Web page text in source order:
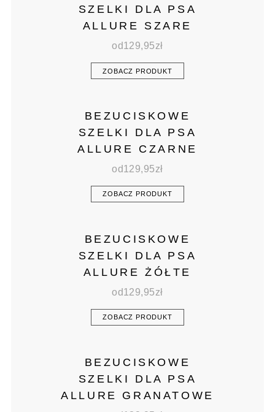
SZELKI DLA PSA
ALLURE SZARE
od129,95zł
ZOBACZ PRODUKT
BEZUCISKOWE
SZELKI DLA PSA
ALLURE CZARNE
od129,95zł
ZOBACZ PRODUKT
BEZUCISKOWE
SZELKI DLA PSA
ALLURE ŻÓŁTE
od129,95zł
ZOBACZ PRODUKT
BEZUCISKOWE
SZELKI DLA PSA
ALLURE GRANATOWE